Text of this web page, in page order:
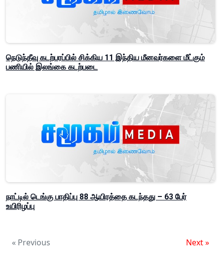
நெடுந்தீவு கடற்பரப்பில் சிக்கிய 11 இந்திய மீனவர்களை மீட்கும்
பணியில் இலங்கை கடற்படை
நாட்டில் டெங்கு பாதிப்பு 88 ஆயிரத்தை கடந்தது – 63 பேர்
உயிரிழப்பு
« Previous Next »